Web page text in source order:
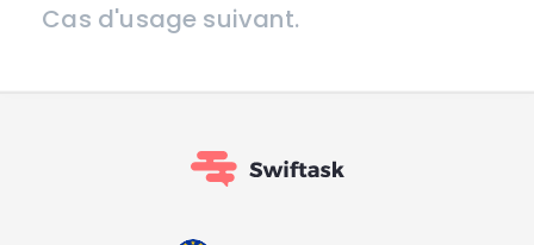
Cas d'usage suivant.